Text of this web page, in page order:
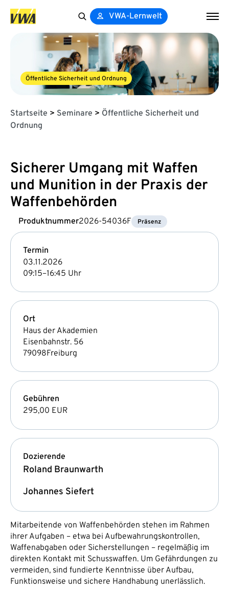
for:
VWA-Lernwelt
Öffentliche Sicherheit und Ordnung
Startseite > Seminare > Öffentliche Sicherheit und
Ordnung
Sicherer Umgang mit Waffen
und Munition in der Praxis der
Waffenbehörden
Produktnummer2026-54036F Präsenz
Termin
03.11.2026
09:15–16:45 Uhr
Ort
Haus der Akademien
Eisenbahnstr. 56
79098Freiburg
Gebühren
295,00 EUR
Dozierende
Roland Braunwarth
Johannes Siefert
Mitarbeitende von Waffenbehörden stehen im Rahmen
ihrer Aufgaben – etwa bei Aufbewahrungskontrollen,
Waffenabgaben oder Sicherstellungen – regelmäßig im
direkten Kontakt mit Schusswaffen. Um Gefährdungen zu
vermeiden, sind fundierte Kenntnisse über Aufbau,
Funktionsweise und sichere Handhabung unerlässlich.